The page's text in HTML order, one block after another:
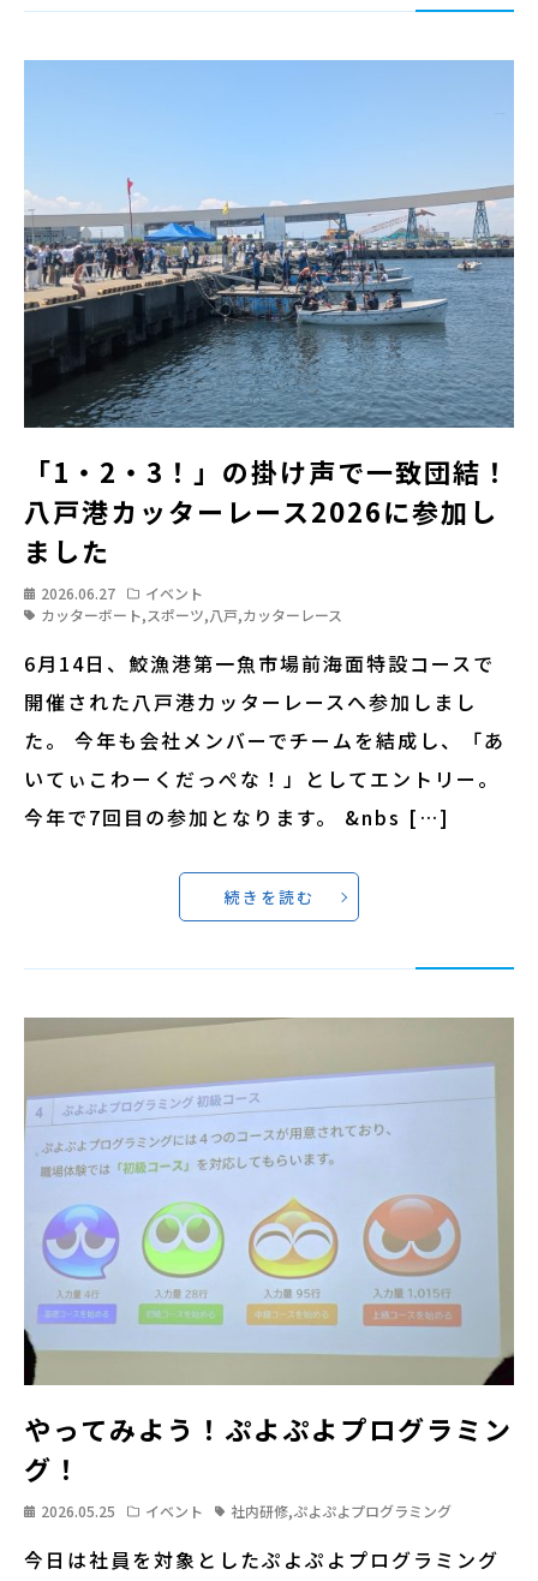
「1・2・3！」の掛け声で一致団結！
八戸港カッターレース2026に参加し
ました
2026.06.27
イベント
カッターボート,スポーツ,八戸,カッターレース
6月14日、鮫漁港第一魚市場前海面特設コースで
開催された八戸港カッターレースへ参加しまし
た。 今年も会社メンバーでチームを結成し、「あ
いてぃこわーくだっぺな！」としてエントリー。
今年で7回目の参加となります。 &nbs […]
続きを読む
やってみよう！ぷよぷよプログラミン
グ！
2026.05.25 イベント 社内研修,ぷよぷよプログラミング
今日は社員を対象としたぷよぷよプログラミング